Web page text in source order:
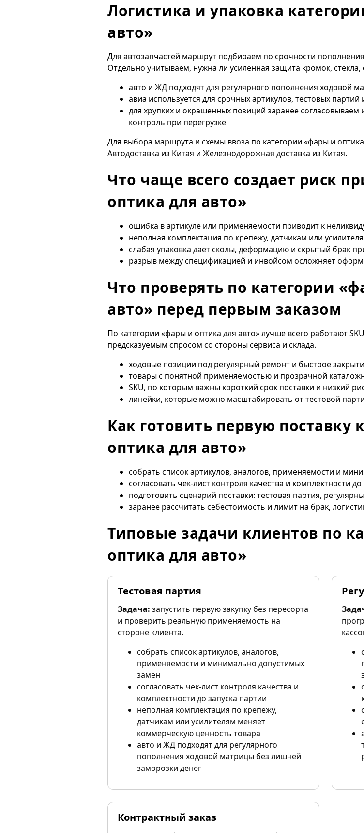
Логистика и упаковка
авто»
Для автозапчастей маршрут подбираем по срочности
Отдельно учитываем, нужна ли усиленная защита кромок,
авто и ЖД подходят для регулярного пополнения ходовой
авиа используется для срочных артикулов, тестовых
для хрупких и окрашенных позиций заранее согласовываем
контроль при перегрузке
Для выбора маршрута и схемы ввоза по категории «фары и
Автодоставка из Китая и Железнодорожная доставка из Китая.
Что чаще всего создает риск
оптика для авто»
ошибка в артикуле или применяемости приводит к
неполная комплектация по крепежу, датчикам или
слабая упаковка дает сколы, деформацию и скрытый брак
разрыв между спецификацией и инвойсом осложняет
Что проверять по категории
авто» перед первым заказом
По категории «фары и оптика для авто» лучше всего работают
предсказуемым спросом со стороны сервиса и склада.
ходовые позиции под регулярный ремонт и быстрое
товары с понятной применяемостью и прозрачной
SKU, по которым важны короткий срок поставки и низкий
линейки, которые можно масштабировать от тестовой
Как готовить первую поставку
оптика для авто»
собрать список артикулов, аналогов, применяемости и
согласовать чек-лист контроля качества и комплектности
подготовить сценарий поставки: тестовая партия,
заранее рассчитать себестоимость и лимит на брак,
Типовые задачи клиентов по
оптика для авто»
Тестовая партия
Задача: запустить первую закупку без пересорта
и проверить реальную применяемость на
стороне клиента.
собрать список артикулов, аналогов,
применяемости и минимально допустимых
замен
согласовать чек-лист контроля качества и
комплектности до запуска партии
неполная комплектация по крепежу,
датчикам или усилителям меняет
коммерческую ценность товара
авто и ЖД подходят для регулярного
пополнения ходовой матрицы без лишней
заморозки денег
Контрактный заказ